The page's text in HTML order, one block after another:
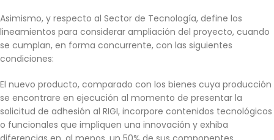
Asimismo, y respecto al Sector de Tecnología, define los
lineamientos para considerar ampliación del proyecto, cuando
se cumplan, en forma concurrente, con las siguientes
condiciones:
El nuevo producto, comparado con los bienes cuya producción
se encontrare en ejecución al momento de presentar la
solicitud de adhesión al RIGI, incorpore contenidos tecnológicos
o funcionales que impliquen una innovación y exhiba